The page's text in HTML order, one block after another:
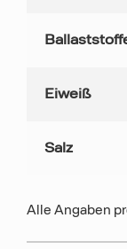
Eiweiß
Salz
Alle Angaben